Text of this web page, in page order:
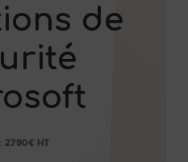
de
2790€ HT